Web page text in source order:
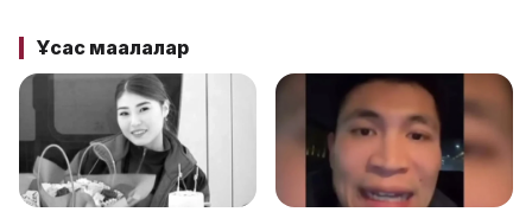
Ұқсас мақалалар